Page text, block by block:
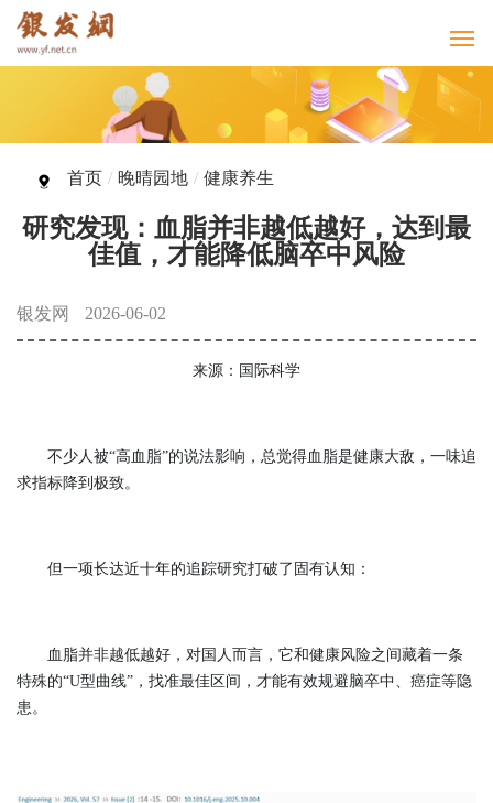
首页 / 晚晴园地 / 健康养生
研究发现：血脂并非越低越好，达到最
佳值，才能降低脑卒中风险
银发网 2026-06-02
来源：国际科学
不少人被“高血脂”的说法影响，总觉得血脂是健康大敌，一味追
求指标降到极致。
但一项长达近十年的追踪研究打破了固有认知：
血脂并非越低越好，对国人而言，它和健康风险之间藏着一条
特殊的“U型曲线”，找准最佳区间，才能有效规避脑卒中、癌症等隐
患。